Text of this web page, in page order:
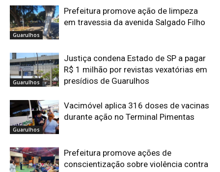
Guarulhos
Prefeitura promove ação de limpeza
em travessia da avenida Salgado Filho
Guarulhos
Justiça condena Estado de SP a pagar
R$ 1 milhão por revistas vexatórias em
presídios de Guarulhos
Guarulhos
Vacimóvel aplica 316 doses de vacinas
durante ação no Terminal Pimentas
Prefeitura promove ações de
conscientização sobre violência contra